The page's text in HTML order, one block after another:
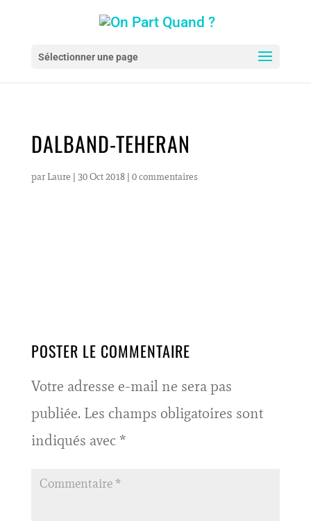
Sélectionner une page
DALBAND-TEHERAN
par Laure | 30 Oct 2018| 0 commentaires
POSTER LE COMMENTAIRE
Votre adresse e-mail ne sera pas
publiée. Les champs obligatoires sont
indiqués avec *